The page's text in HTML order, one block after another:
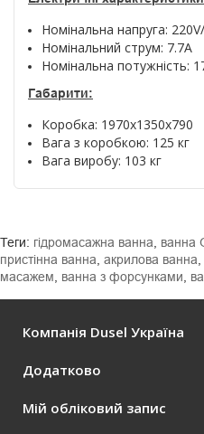
Номінальна напруга:
Номінальний струм: 7.7A
Номінальна потужність:
Габарити:
Коробка: 1970x1350x790
Вага з коробкою: 125 кг
Вага виробу: 103 кг
Теги: гідромасажна ванна ванна
пристінна ванна акрилова ванна
масажем
ванна з форсунками
Компанія Dusel Україна
Додатково
Мій обліковий запис